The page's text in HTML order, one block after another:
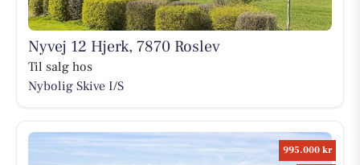
Nyvej 12 Hjerk, 7870 Roslev
Til salg hos
Nybolig Skive I/S
995.000 kr